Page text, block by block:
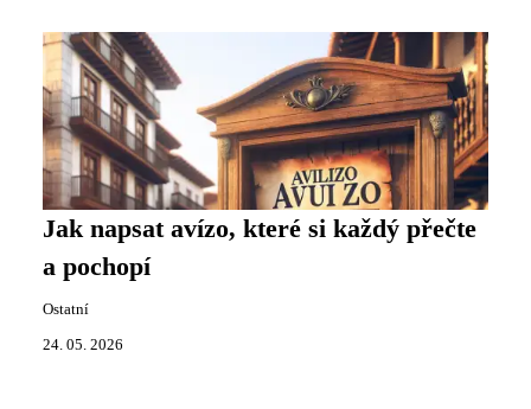
Jak napsat avízo, které si každý přečte
a pochopí
Ostatní
24. 05. 2026